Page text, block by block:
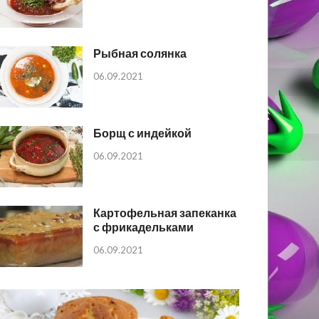
Рыбная солянка
06.09.2021
Борщ с индейкой
06.09.2021
Картофельная запеканка
с фрикадельками
06.09.2021